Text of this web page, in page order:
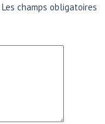
Les champs obligatoires